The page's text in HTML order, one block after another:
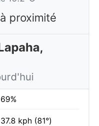
proximité
69%
37.8 kph (81°)